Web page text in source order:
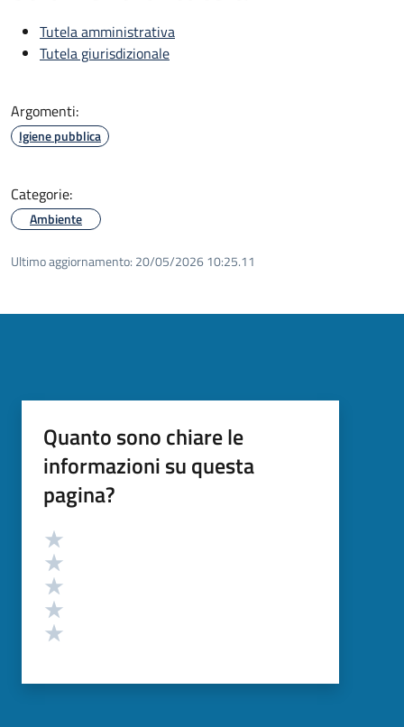
Tutela amministrativa
Tutela giurisdizionale
Argomenti:
Igiene pubblica
Categorie:
Ambiente
Ultimo aggiornamento: 20/05/2026 10:25.11
Quanto sono chiare le
informazioni su questa
pagina?
Valutazione